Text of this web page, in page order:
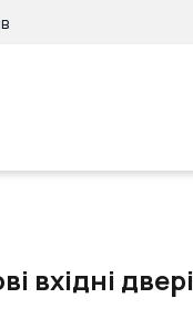
вхідні двері